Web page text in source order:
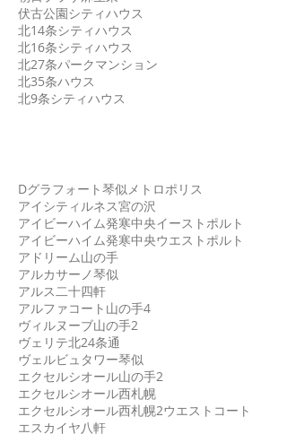
伏古公園シティハウス
北14条シティハウス
北16条シティハウス
北27条パークマンション
北35条ハウス
北9条シティハウス
Dグラフォート琴似メトロポリス
アイシティルネス宮の沢
アイビーハイム発寒中央イーストポルト
アイビーハイム発寒中央ウエストポルト
アドリーム山の手
アルカサーノ琴似
アルス二十四軒
アルファコート山の手4
ヴィルヌーブ山の手2
ヴェリテ北24条通
ヴェルビュタワー琴似
エクセルシオール山の手2
エクセルシオール西札幌
エクセルシオール西札幌2ウエストコート
エスカイヤ八軒